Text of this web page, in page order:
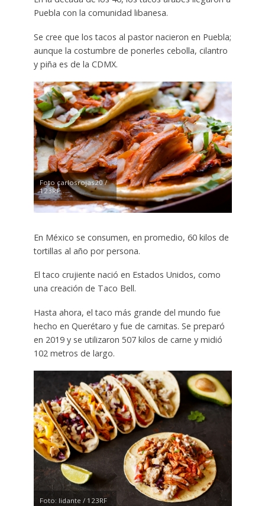
Puebla con la comunidad libanesa.
Se cree que los tacos al pastor nacieron en Puebla;
aunque la costumbre de ponerles cebolla, cilantro
y piña es de la CDMX.
Foto carlosrojas20 /
123RF
En México se consumen, en promedio, 60 kilos de
tortillas al año por persona.
El taco crujiente nació en Estados Unidos, como
una creación de Taco Bell.
Hasta ahora, el taco más grande del mundo fue
hecho en Querétaro y fue de carnitas. Se preparó
en 2019 y se utilizaron 507 kilos de carne y midió
102 metros de largo.
Foto: lidante / 123RF